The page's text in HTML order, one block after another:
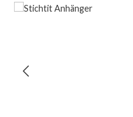
Bildergalerie überspringen